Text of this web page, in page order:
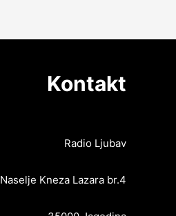
Kontakt
Radio Ljubav
Naselje Kneza Lazara br.4